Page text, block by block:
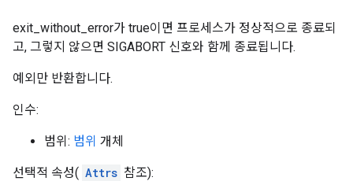
exit_without_error가 true이면 프로세스가 정상적으로 종료되
고, 그렇지 않으면 SIGABORT 신호와 함께 종료됩니다.
예외만 반환합니다.
인수:
범위: 범위 개체
선택적 속성( Attrs 참조):